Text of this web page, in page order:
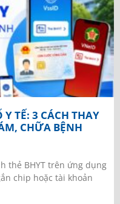
TẾ: 3 CÁCH THAY
CHỮA BỆNH
thẻ BHYT trên ứng dụng
chip hoặc tài khoản